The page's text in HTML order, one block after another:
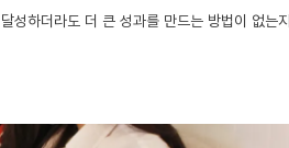
성하더라도 더 큰 성과를 만드는 방법이 없는지